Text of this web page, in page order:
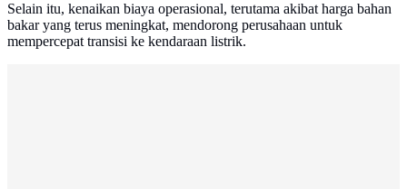
Selain itu, kenaikan biaya operasional, terutama akibat harga bahan
bakar yang terus meningkat, mendorong perusahaan untuk
mempercepat transisi ke kendaraan listrik.